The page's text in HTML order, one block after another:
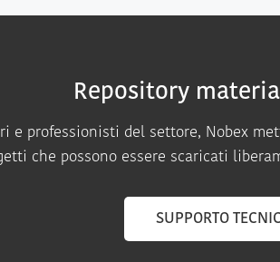
Repository
e professionisti del settore, Nobex
che possono essere scaricati
SUPPORTO